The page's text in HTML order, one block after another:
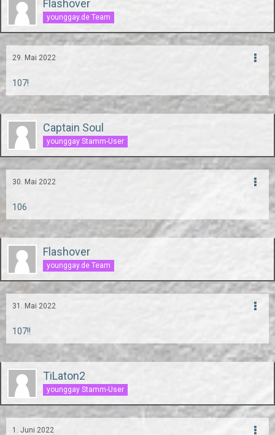
Flashover
younggay.de Team
29. Mai 2022
107!
Captain Soul
younggay Stamm-User
30. Mai 2022
106
Flashover
younggay.de Team
31. Mai 2022
107!!
TiLaton2
younggay Stamm-User
1. Juni 2022